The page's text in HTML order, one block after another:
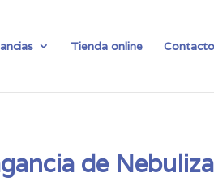
Tienda online Contacto
de